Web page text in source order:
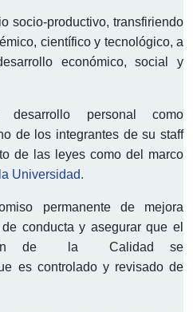
socio-productivo, transfiriendo
científico y tecnológico, a
económico, social y
personal como
de los integrantes de su staff
de las leyes como del marco
Universidad.
permanente de mejora
conducta y asegurar que el
de la Calidad se
es controlado y revisado de